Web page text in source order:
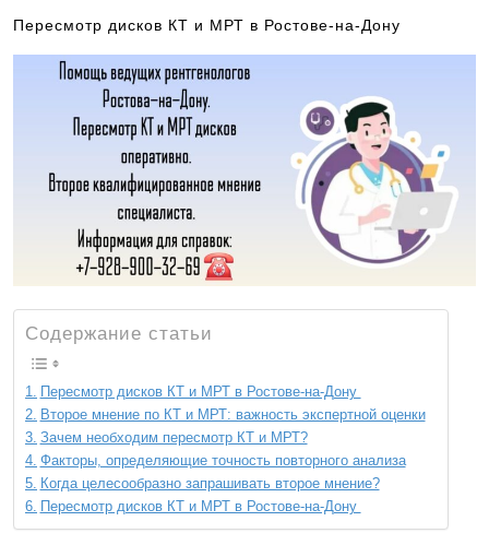
Пересмотр дисков КТ и МРТ в Ростове-на-Дону
Содержание статьи
Пересмотр дисков КТ и МРТ в Ростове-на-Дону
Второе мнение по КТ и МРТ: важность экспертной оценки
Зачем необходим пересмотр КТ и МРТ?
Факторы, определяющие точность повторного анализа
Когда целесообразно запрашивать второе мнение?
Пересмотр дисков КТ и МРТ в Ростове-на-Дону